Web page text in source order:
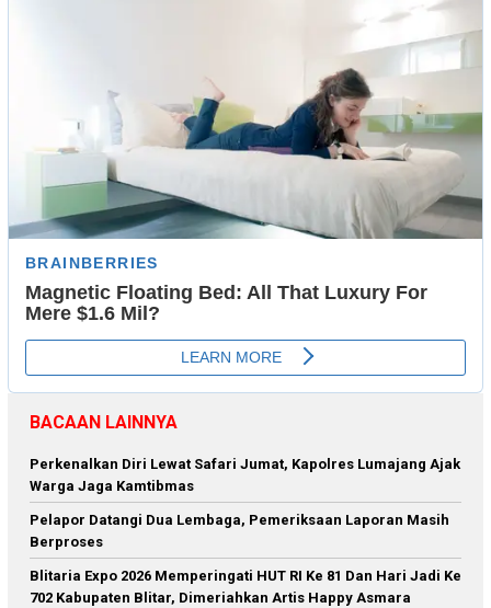
BACAAN LAINNYA
Perkenalkan Diri Lewat Safari Jumat, Kapolres Lumajang Ajak
Warga Jaga Kamtibmas
Pelapor Datangi Dua Lembaga, Pemeriksaan Laporan Masih
Berproses
Blitaria Expo 2026 Memperingati HUT RI Ke 81 Dan Hari Jadi Ke
702 Kabupaten Blitar, Dimeriahkan Artis Happy Asmara